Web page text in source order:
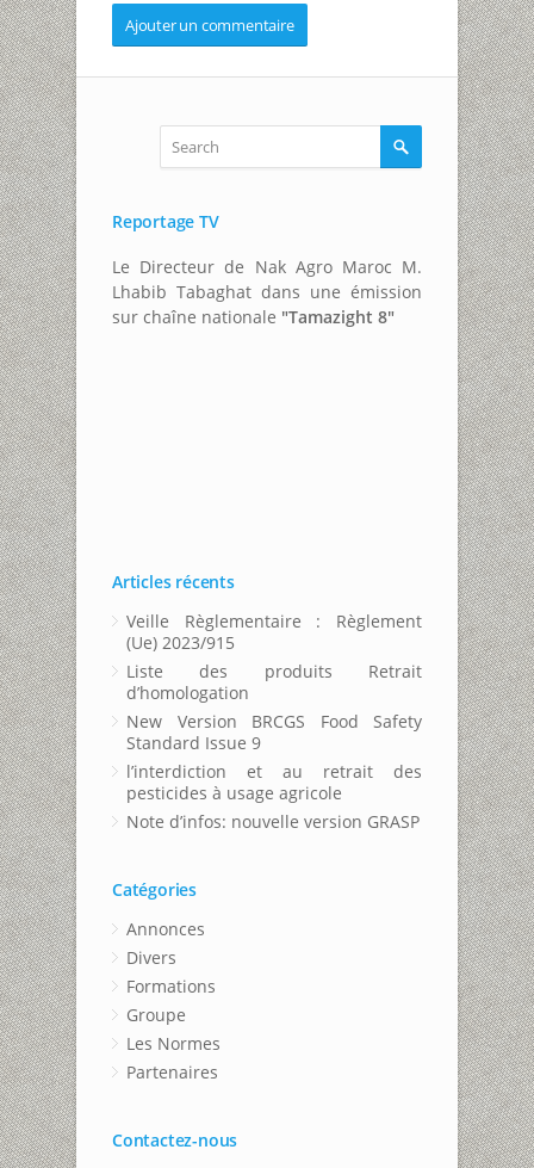
Reportage TV
Le Directeur de Nak Agro Maroc M.
Lhabib Tabaghat dans une émission
sur chaîne nationale "Tamazight 8"
Articles récents
Veille Règlementaire : Règlement
(Ue) 2023/915
Liste des produits Retrait
d’homologation
New Version BRCGS Food Safety
Standard Issue 9
l’interdiction et au retrait des
pesticides à usage agricole
Note d’infos: nouvelle version GRASP
Catégories
Annonces
Divers
Formations
Groupe
Les Normes
Partenaires
Contactez-nous